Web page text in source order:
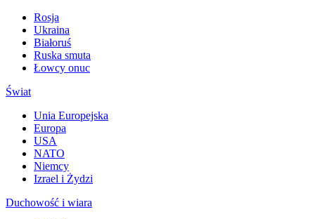
Rosja
Ukraina
Białoruś
Ruska smuta
Łowcy onuc
Świat
Unia Europejska
Europa
USA
NATO
Niemcy
Izrael i Żydzi
Duchowość i wiara